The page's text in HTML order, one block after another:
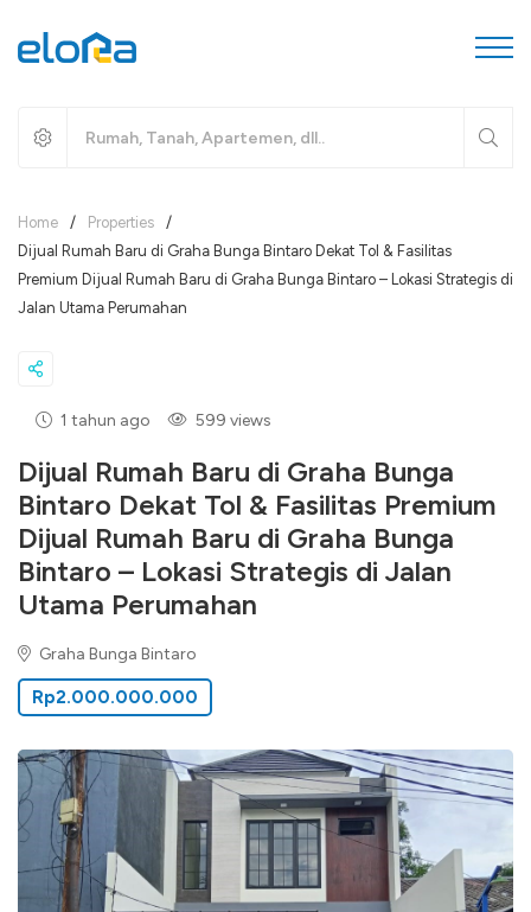
Home / Properties
/
Dijual Rumah Baru di Graha Bunga Bintaro Dekat Tol & Fasilitas
Premium Dijual Rumah Baru di Graha Bunga Bintaro – Lokasi Strategis di
Jalan Utama Perumahan
1 tahun ago 599 views
Dijual Rumah Baru di Graha Bunga
Bintaro Dekat Tol & Fasilitas Premium
Dijual Rumah Baru di Graha Bunga
Bintaro – Lokasi Strategis di Jalan
Utama Perumahan
Graha Bunga Bintaro
Rp2.000.000.000